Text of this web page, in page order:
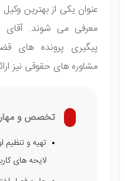
عنوان یکی از بهترین
معرفی می شوند. آقای
پیگیری پرونده های
مشاوره های حقوقی نیز
تخصص و
تهیه و تنظیم
لایحه های